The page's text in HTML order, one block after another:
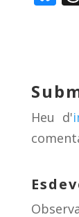
y
Heu d'